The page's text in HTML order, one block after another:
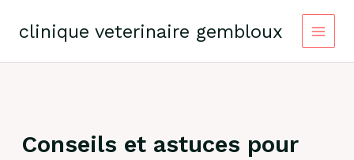
contentclinique veterinaire gembloux
Conseils et astuces pour